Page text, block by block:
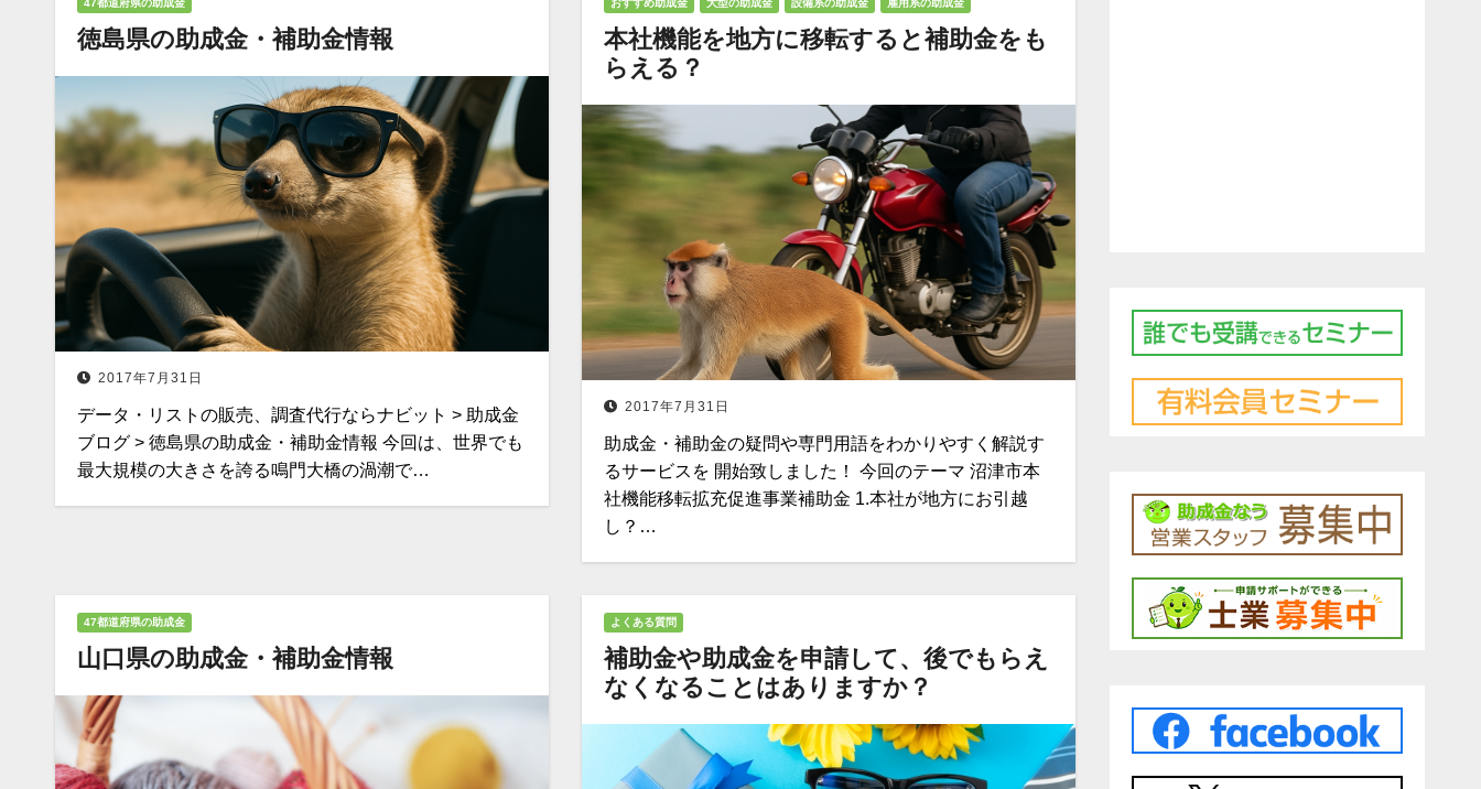
47都道府県の助成金
徳島県の助成金・補助金情報
2017年7月31日
データ・リストの販売、調査代行ならナビット > 助成金
ブログ > 徳島県の助成金・補助金情報 今回は、世界でも
最大規模の大きさを誇る鳴門大橋の渦潮で…
おすすめ助成金 大型の助成金 設備系の助成金 雇用系の助成金
本社機能を地方に移転すると補助金をも
らえる？
2017年7月31日
助成金・補助金の疑問や専門用語をわかりやすく解説す
るサービスを 開始致しました！ 今回のテーマ 沼津市本
社機能移転拡充促進事業補助金 1.本社が地方にお引越
し？…
47都道府県の助成金
山口県の助成金・補助金情報
よくある質問
補助金や助成金を申請して、後でもらえ
なくなることはありますか？